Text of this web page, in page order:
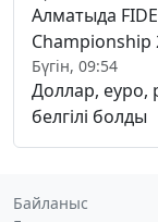
Алматыда
Championship
Бүгін, 09:54
Доллар, еуро,
белгілі болды
Байланыс